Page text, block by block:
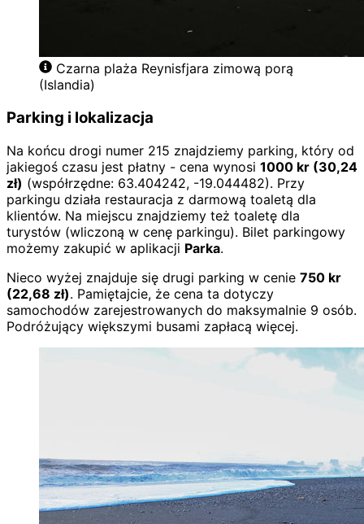
Czarna plaża Reynisfjara zimową porą
(Islandia)
Parking i lokalizacja
Na końcu drogi numer 215 znajdziemy parking, który od
jakiegoś czasu jest płatny - cena wynosi 1000 kr (30,24
zł) (współrzędne: 63.404242, -19.044482). Przy
parkingu działa restauracja z darmową toaletą dla
klientów. Na miejscu znajdziemy też toaletę dla
turystów (wliczoną w cenę parkingu). Bilet parkingowy
możemy zakupić w aplikacji Parka.
Nieco wyżej znajduje się drugi parking w cenie 750 kr
(22,68 zł). Pamiętajcie, że cena ta dotyczy
samochodów zarejestrowanych do maksymalnie 9 osób.
Podróżujący większymi busami zapłacą więcej.